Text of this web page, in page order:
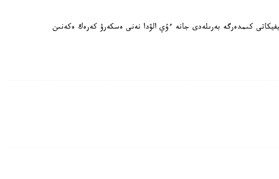
كىمدەرگە بەرىلەدى جانە ءۇي الۋدا نەنى ەسكەرۋ كەرەك ەكەنىن